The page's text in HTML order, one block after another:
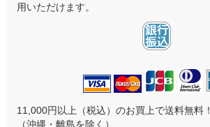
用いただけます。
11,000円以上（税込）のお買上で送料無料！
（沖縄・離島を除く）